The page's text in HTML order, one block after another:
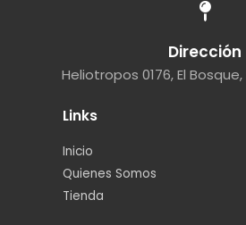
Dirección
Heliotropos 0176, El
Links
Inicio
Quienes Somos
Tienda